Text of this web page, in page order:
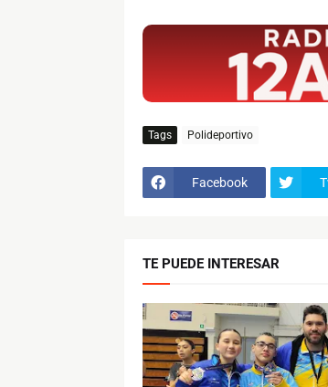
Tags Polideportivo
Facebook
TE PUEDE INTERESAR